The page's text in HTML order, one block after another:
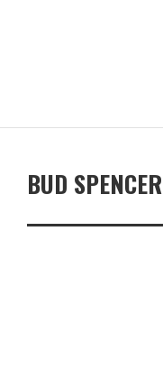
BUD SPENCER